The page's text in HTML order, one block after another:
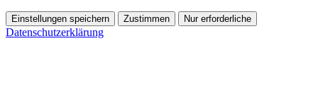
Einstellungen speichern Zustimmen Nur erforderliche
Datenschutzerklärung